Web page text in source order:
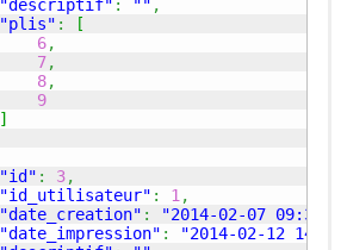
"descriptif" : "" ,
"plis" :
[
6,
7,
8,
9
]
"id" : 3,
"id_utilisateur" : 1 ,
"date_creation" :
"2014-02-07
"date_impression" :
"2014-02-12